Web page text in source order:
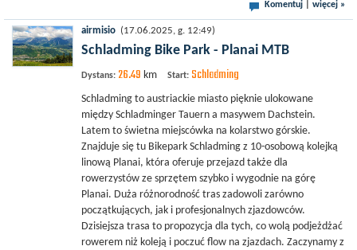
Komentuj więcej »
airmisio (17.06.2025, g. 12:49)
Schladming Bike Park - Planai MTB
Dystans: 26.49 km Start: Schladming
Schladming to austriackie miasto pięknie ulokowane
między Schladminger Tauern a masywem Dachstein.
Latem to świetna miejscówka na kolarstwo górskie.
Znajduje się tu Bikepark Schladming z 10-osobową kolejką
linową Planai, która oferuje przejazd także dla
rowerzystów ze sprzętem szybko i wygodnie na górę
Planai. Duża różnorodność tras zadowoli zarówno
początkujących, jak i profesjonalnych zjazdowców.
Dzisiejsza trasa to propozycja dla tych, co wolą podjeżdżać
rowerem niż koleją i poczuć flow na zjazdach. Zaczynamy z